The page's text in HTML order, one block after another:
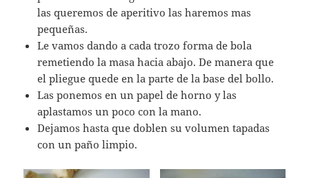
las queremos de aperitivo las haremos mas
pequeñas.
Le vamos dando a cada trozo forma de bola
remetiendo la masa hacia abajo. De manera que
el pliegue quede en la parte de la base del bollo.
Las ponemos en un papel de horno y las
aplastamos un poco con la mano.
Dejamos hasta que doblen su volumen tapadas
con un paño limpio.